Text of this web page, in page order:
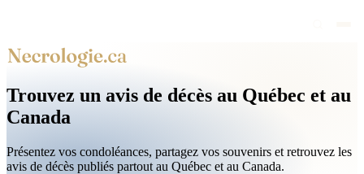
Avis de décès
Personnalités publiques
Québec
Canada
Trouvez un avis de décès au Québec et au
Canada
Présentez vos condoléances, partagez vos souvenirs et retrouvez les
avis de décès publiés partout au Québec et au Canada.